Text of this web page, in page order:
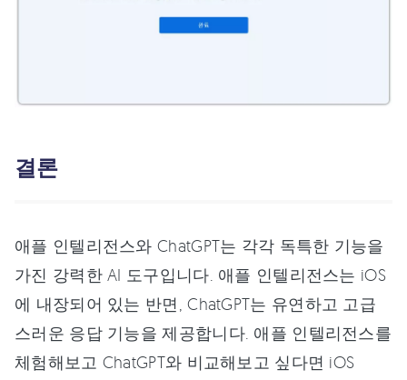
결론
애플 인텔리전스와 ChatGPT는 각각 독특한 기능을
가진 강력한 AI 도구입니다. 애플 인텔리전스는 iOS
에 내장되어 있는 반면, ChatGPT는 유연하고 고급
스러운 응답 기능을 제공합니다. 애플 인텔리전스를
체험해보고 ChatGPT와 비교해보고 싶다면 iOS